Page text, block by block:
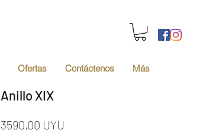
Ofertas Contáctenos Más
Anillo XIX
3590,00 UYU